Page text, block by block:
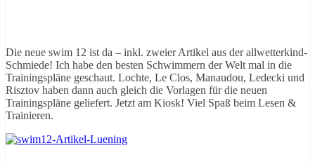
Die neue swim 12 ist da – inkl. zweier Artikel aus der allwetterkind-
Schmiede! Ich habe den besten Schwimmern der Welt mal in die
Trainingspläne geschaut. Lochte, Le Clos, Manaudou, Ledecki und
Risztov haben dann auch gleich die Vorlagen für die neuen
Trainingspläne geliefert. Jetzt am Kiosk! Viel Spaß beim Lesen &
Trainieren.